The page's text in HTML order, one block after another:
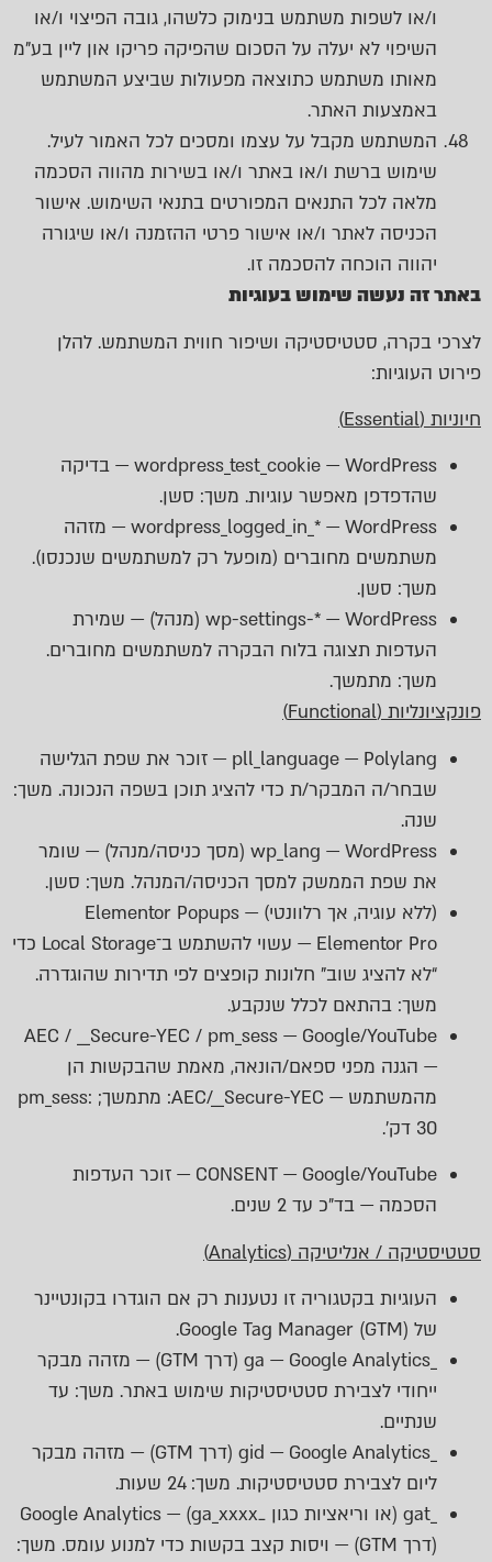
ו/או לשפות משתמש בנימוק כלשהו, גובה הפיצוי ו/או
השיפוי לא יעלה על הסכום שהפיקה פריקו און ליין בע"מ
מאותו משתמש כתוצאה מפעולות שביצע המשתמש
באמצעות האתר.
המשתמש מקבל על עצמו ומסכים לכל האמור לעיל.
שימוש ברשת ו/או באתר ו/או בשירות מהווה הסכמה
מלאה לכל התנאים המפורטים בתנאי השימוש. אישור
הכניסה לאתר ו/או אישור פרטי ההזמנה ו/או שיגורה
יהווה הוכחה להסכמה זו.
באתר זה נעשה שימוש בעוגיות
לצרכי בקרה, סטטיסטיקה ושיפור חווית המשתמש. להלן
פירוט העוגיות:
חיוניות (Essential)
wordpress_test_cookie — WordPress — בדיקה
שהדפדפן מאפשר עוגיות. משך: סשן.
wordpress_logged_in_* — WordPress — מזהה
משתמשים מחוברים (מופעל רק למשתמשים שנכנסו).
משך: סשן.
wp-settings-* — WordPress (מנהל) — שמירת
העדפות תצוגה בלוח הבקרה למשתמשים מחוברים.
משך: מתמשך.
פונקציונליות (Functional)
pll_language — Polylang — זוכר את שפת הגלישה
שבחר/ה המבקר/ת כדי להציג תוכן בשפה הנכונה. משך:
שנה.
wp_lang — WordPress (מסך כניסה/מנהל) — שומר
את שפת הממשק למסך הכניסה/המנהל. משך: סשן.
(ללא עוגיה, אך רלוונטי) Elementor Popups —
Elementor Pro — עשוי להשתמש ב־Local Storage כדי
“לא להציג שוב” חלונות קופצים לפי תדירות שהוגדרה.
משך: בהתאם לכלל שנקבע.
AEC / __Secure-YEC / pm_sess — Google/YouTube
— הגנה מפני ספאם/הונאה, מאמת שהבקשות הן
מהמשתמש — AEC/__Secure-YEC: מתמשך; pm_sess:
30 דק’.
CONSENT — Google/YouTube — זוכר העדפות
הסכמה — בד״כ עד 2 שנים.
סטטיסטיקה / אנליטיקה (Analytics)
העוגיות בקטגוריה זו נטענות רק אם הוגדרו בקונטיינר
של Google Tag Manager (GTM).
_ga — Google Analytics (דרך GTM) — מזהה מבקר
ייחודי לצבירת סטטיסטיקות שימוש באתר. משך: עד
שנתיים.
_gid — Google Analytics (דרך GTM) — מזהה מבקר
ליום לצבירת סטטיסטיקות. משך: 24 שעות.
_gat (או וריאציות כגון _ga_xxxx) — Google Analytics
(דרך GTM) — ויסות קצב בקשות כדי למנוע עומס. משך: